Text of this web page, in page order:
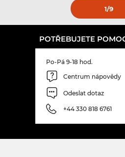
1/9
POTŘEBUJETE
Po-Pá 9-18 hod.
Centrum nápovědy
Odeslat dotaz
+44 330 818 6761